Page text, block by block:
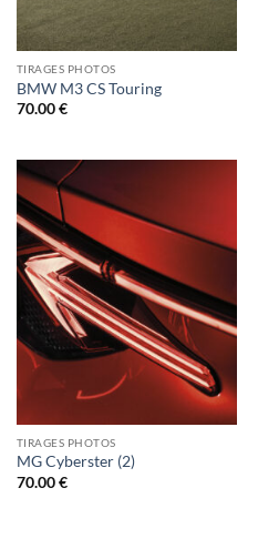
TIRAGES PHOTOS
BMW M3 CS Touring
70.00€
TIRAGES PHOTOS
MG Cyberster (2)
70.00€